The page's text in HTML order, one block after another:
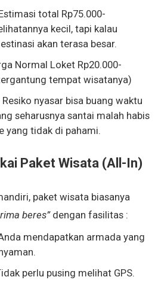
total Rp75.000-
kecil, tapi kalau
akan terasa besar.
Normal Loket Rp20.000-
tempat wisatanya)
Resiko nyasar bisa buang waktu
seharusnya santai malah habis
yang tidak di pahami.
Paket Wisata (All-In)
paket wisata biasanya
beres”dengan fasilitas :
mendapatkan armada yang
perlu pusing melihat GPS.